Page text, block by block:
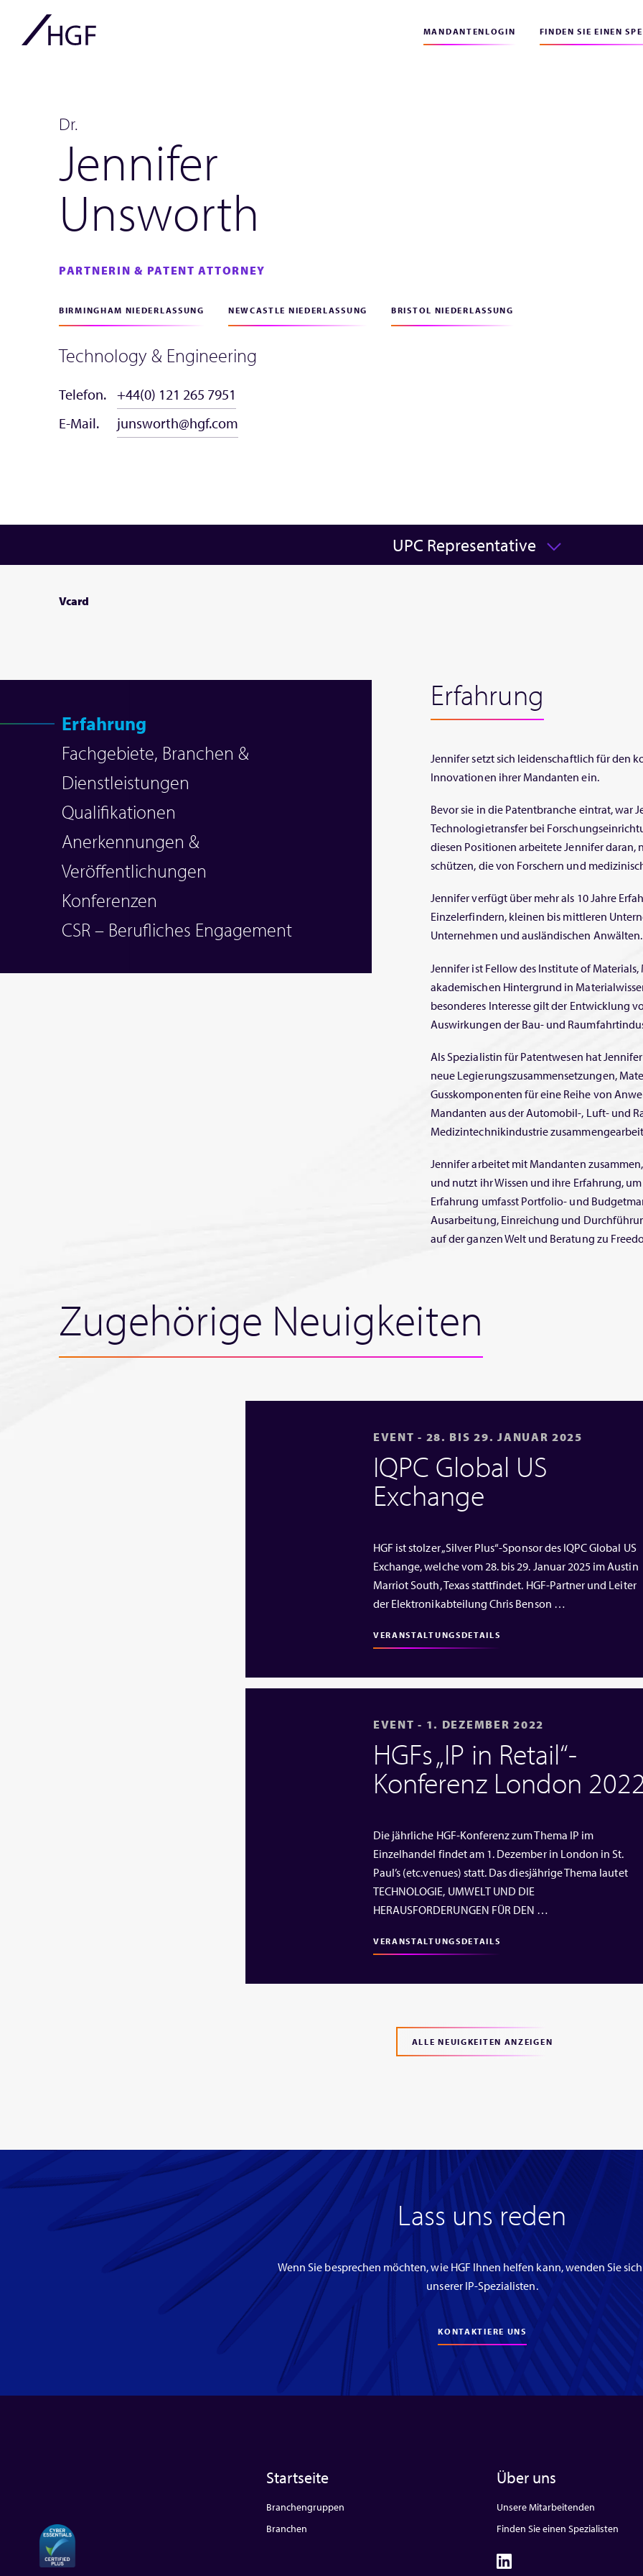
MANDANTENLOGIN FINDEN SIE EINEN
Dr.
Jennifer
Unsworth
PARTNERIN & PATENT ATTORNEY
BIRMINGHAM NIEDERLASSUNG NEWCASTLE NIEDERLASSUNG BRISTOL NIEDERLASSUNG
Technology & Engineering
Telefon. +44(0) 121 265 7951
E-Mail.
junsworth@hgf.com
UPC Representative
Vcard
Erfahrung
Fachgebiete, Branchen &
Dienstleistungen
Qualifikationen
Anerkennungen &
Veröffentlichungen
Konferenzen
CSR – Berufliches Engagement
Erfahrung
Jennifer setzt sich leidenschaftlich für den
Innovationen ihrer Mandanten ein.
Bevor sie in die Patentbranche eintrat, war
Technologietransfer bei
diesen Positionen arbeitete Jennifer
schützen, die von Forschern und
Jennifer verfügt über mehr als 10 Jahre
Einzelerfindern, kleinen bis mittleren
Unternehmen und ausländischen Anwälten.
Jennifer ist Fellow des Institute of
akademischen Hintergrund in
besonderes Interesse gilt der Entwicklung
Auswirkungen der Bau- und
Als Spezialistin für Patentwesen hat
neue Legierungszusammensetzungen,
Gusskomponenten für eine Reihe von
Mandanten aus der Automobil-, Luft- und
Medizintechnikindustrie
Jennifer arbeitet mit Mandanten
und nutzt ihr Wissen und ihre Erfahrung,
Erfahrung umfasst Portfolio- und
Ausarbeitung, Einreichung und
auf der ganzen Welt und Beratung zu
Zugehörige Neuigkeiten
EVENT - 28. BIS 29. JANUAR 2025
IQPC Global US
Exchange
HGF ist stolzer „Silver Plus“-Sponsor des IQPC Global US
Exchange, welche vom 28. bis 29. Januar 2025 im Austin
Marriot South, Texas stattfindet. HGF-Partner und Leiter
der Elektronikabteilung Chris Benson …
VERANSTALTUNGSDETAILS
EVENT - 1. DEZEMBER 2022
HGFs „IP in Retail“-
Konferenz London
Die jährliche HGF-Konferenz zum Thema IP im
Einzelhandel findet am 1. Dezember in London in St.
Paul’s (etc.venues) statt. Das diesjährige Thema lautet
TECHNOLOGIE, UMWELT UND DIE
HERAUSFORDERUNGEN FÜR DEN …
VERANSTALTUNGSDETAILS
ALLE NEUIGKEITEN ANZEIGEN
Lass uns reden
Wenn Sie besprechen möchten, wie HGF Ihnen helfen kann, wenden Sie
unserer IP-Spezialisten.
KONTAKTIERE UNS
Startseite
Branchengruppen
Branchen
Über uns
Unsere Mitarbeitenden
Finden Sie einen Spezialisten